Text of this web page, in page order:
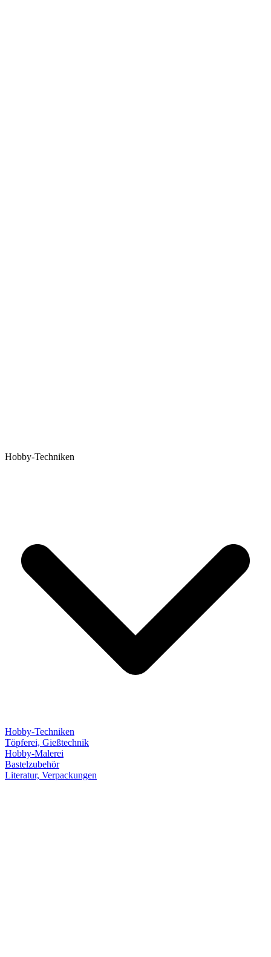
Hobby-Techniken
Hobby-Techniken
Töpferei, Gießtechnik
Hobby-Malerei
Bastelzubehör
Literatur, Verpackungen